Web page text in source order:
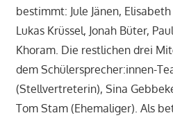
bestimmt: Jule Jänen,
Lukas Krüssel, Jonah Büter,
Khoram. Die restlichen drei
dem Schülersprecher:innen-
(Stellvertreterin), Sina
Tom Stam (Ehemaliger). Als